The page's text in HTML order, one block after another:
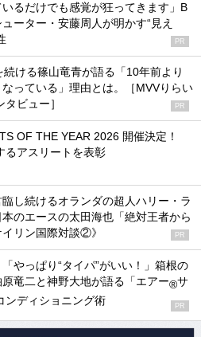
いるだけでも感覚が狂ってきます」B
ーター・安藤周人が明かす“見え
PR
ける篠山竜青が語る「10年前より
っている」理由とは。［MVVりらい
ビュー］
PR
OF THE YEAR 2026 開催決定！
るアスリートを表彰
し続けるオランダの超人ハリー・ラ
のエースの太田海也「絶対王者から
リン国際対談②》
PR
「やっぱり“タイパ”がいい！」箱根の
竜二と神野大地が語る「エアー®サ
ンディショニング術 PR